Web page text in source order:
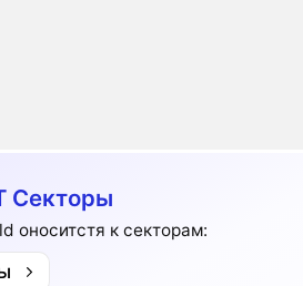
Секторы
оноситстя к секторам: